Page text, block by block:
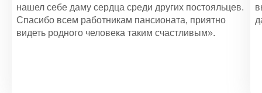
нашел себе даму сердца среди других постояльцев.
Спасибо всем работникам пансионата, приятно
видеть родного человека таким счастливым».